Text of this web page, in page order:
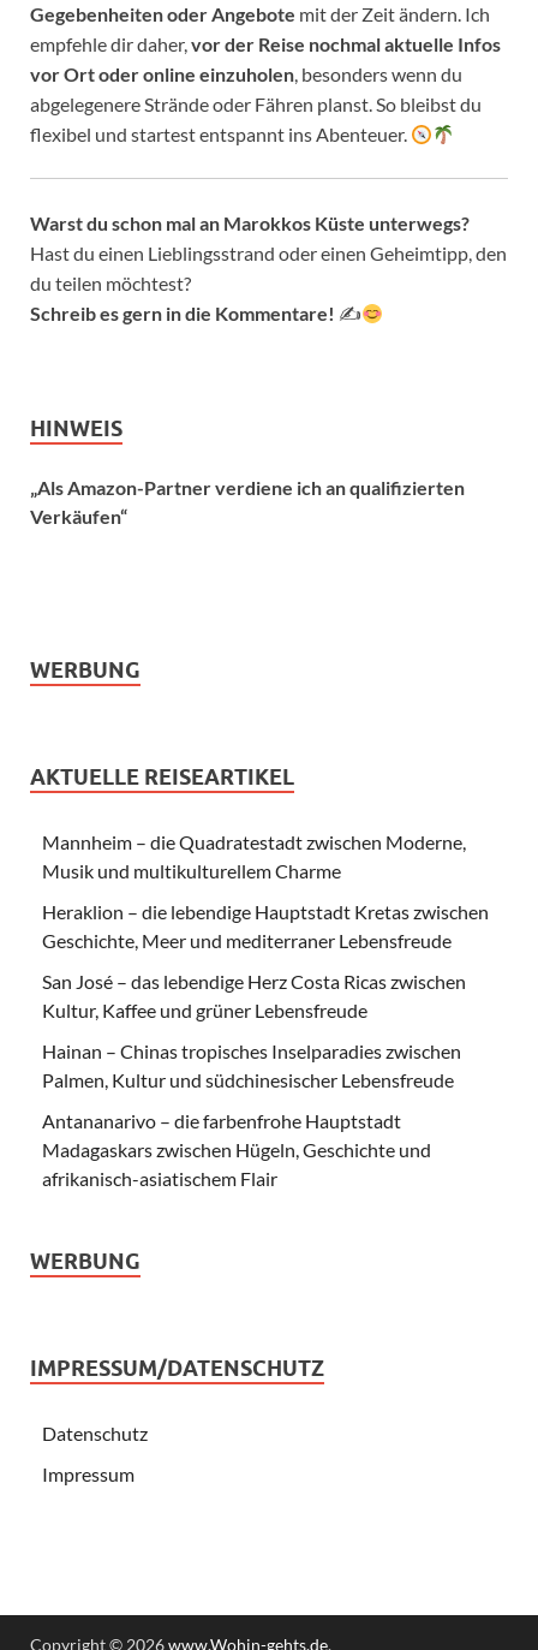
Gegebenheiten oder Angebote mit der Zeit ändern. Ich
empfehle dir daher,vor der Reise nochmal aktuelle Infos
vor Ort oder online einzuholen, besonders wenn du
abgelegenere Strände oder Fähren planst. So bleibst du
flexibel und startest entspannt ins Abenteuer.
Warst du schon mal an Marokkos Küste unterwegs?
Hast du einen Lieblingsstrand oder einen Geheimtipp, den
du teilen möchtest?
Schreib es gern in die Kommentare! ✍
HINWEIS
„Als Amazon-Partner verdiene ich an qualifizierten
Verkäufen“
WERBUNG
AKTUELLE REISEARTIKEL
Mannheim – die Quadratestadt zwischen Moderne,
Musik und multikulturellem Charme
Heraklion – die lebendige Hauptstadt Kretas zwischen
Geschichte, Meer und mediterraner Lebensfreude
San José – das lebendige Herz Costa Ricas zwischen
Kultur, Kaffee und grüner Lebensfreude
Hainan – Chinas tropisches Inselparadies zwischen
Palmen, Kultur und südchinesischer Lebensfreude
Antananarivo – die farbenfrohe Hauptstadt
Madagaskars zwischen Hügeln, Geschichte und
afrikanisch-asiatischem Flair
WERBUNG
IMPRESSUM/DATENSCHUTZ
Datenschutz
Impressum
Copyright © 2026www.Wohin-gehts.de.